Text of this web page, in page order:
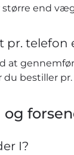
end
pr. telefon
at
bestiller
I?